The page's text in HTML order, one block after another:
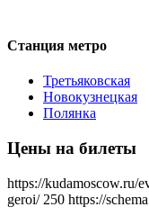
Станция метро
Третьяковская
Новокузнецкая
Полянка
Цены на билеты
https://kudamoscow.ru/
geroi/ 250 https://